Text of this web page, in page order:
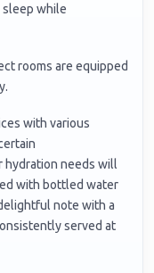
sleep while
rooms are equipped
with various
hydration needs will
with bottled water
note with a
served at